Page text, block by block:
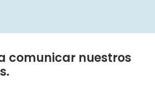
comunicar nuestros